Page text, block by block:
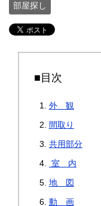
部屋探し
■目次
外 観
間取り
共用部分
室 内
地 図
動 画